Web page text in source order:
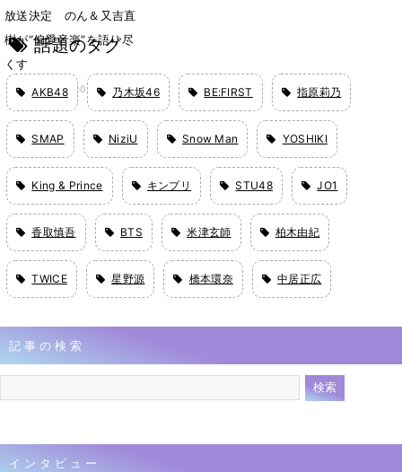
放送決定 のん＆又吉直
樹が“偏愛音楽”を語り尽
くす
3月16日 15時00分
話題のタグ
AKB48 乃木坂46 BE:FIRST 指原莉乃
SMAP NiziU Snow Man YOSHIKI
King & Prince キンプリ STU48 JO1
香取慎吾 BTS 米津玄師 柏木由紀
TWICE 星野源 橋本環奈 中居正広
記事の検索
インタビュー